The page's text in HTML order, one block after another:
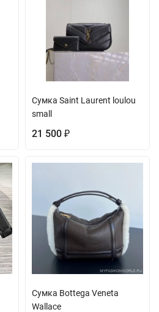
Сумка Saint Laurent loulou
small
21 500 ₽
Сумка Bottega Veneta
Wallace